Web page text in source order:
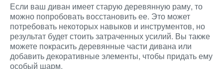
Если ваш диван имеет старую деревянную раму, то
можно попробовать восстановить ее. Это может
потребовать некоторых навыков и инструментов, но
результат будет стоить затраченных усилий. Вы также
можете покрасить деревянные части дивана или
добавить декоративные элементы, чтобы придать ему
особый шарм.